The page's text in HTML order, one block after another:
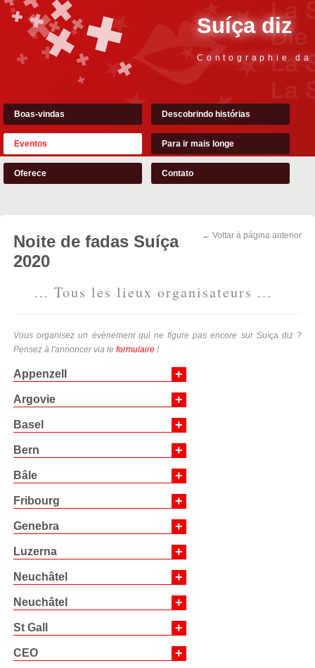
Suíça diz
Contographie
Boas-vindas Descobrindo histórias
Eventos Para ir mais longe
Oferece Contato
← Voltar à página anterior
Noite de fadas Suíça
2020
... Tous les lieux organisateurs ...
Vous organisez un évènement qui ne figure pas encore sur Suíça diz?
Pensez à l'annoncer via le formulaire !
Appenzell +
Argovie +
Basel +
Bern +
Bâle +
Fribourg +
Genebra +
Luzerna +
Neuchâtel +
Neuchâtel +
St Gall +
CEO +